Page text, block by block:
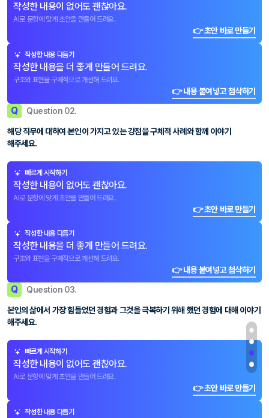
작성한 내용이 없어도 괜찮아요.
AI로 문항에 맞게 초안을 만들어 드려요.
👉 초안 바로 만들기
작성한 내용 다듬기
작성한 내용을 더 좋게 만들어 드려요.
구조와 표현을 구체적으로 개선해 드려요.
👉 내용 붙여넣고 첨삭하기
Q Question 02.
해당 직무에 대하여 본인이 가지고 있는 강점을 구체적 사례와 함께 이야기
해주세요.
빠르게 시작하기
작성한 내용이 없어도 괜찮아요.
AI로 문항에 맞게 초안을 만들어 드려요.
👉 초안 바로 만들기
작성한 내용 다듬기
작성한 내용을 더 좋게 만들어 드려요.
구조와 표현을 구체적으로 개선해 드려요.
👉 내용 붙여넣고 첨삭하기
Q Question 03.
본인의 삶에서 가장 힘들었던 경험과 그것을 극복하기 위해 했던 경험에 대해 이야기
해주세요.
빠르게 시작하기
작성한 내용이 없어도 괜찮아요.
AI로 문항에 맞게 초안을 만들어 드려요.
👉 초안 바로 만들기
작성한 내용 다듬기